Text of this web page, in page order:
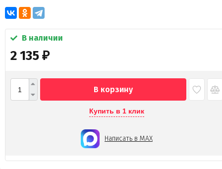
В наличии
2 135 ₽
В корзину
Купить в 1 клик
Написать в MAX